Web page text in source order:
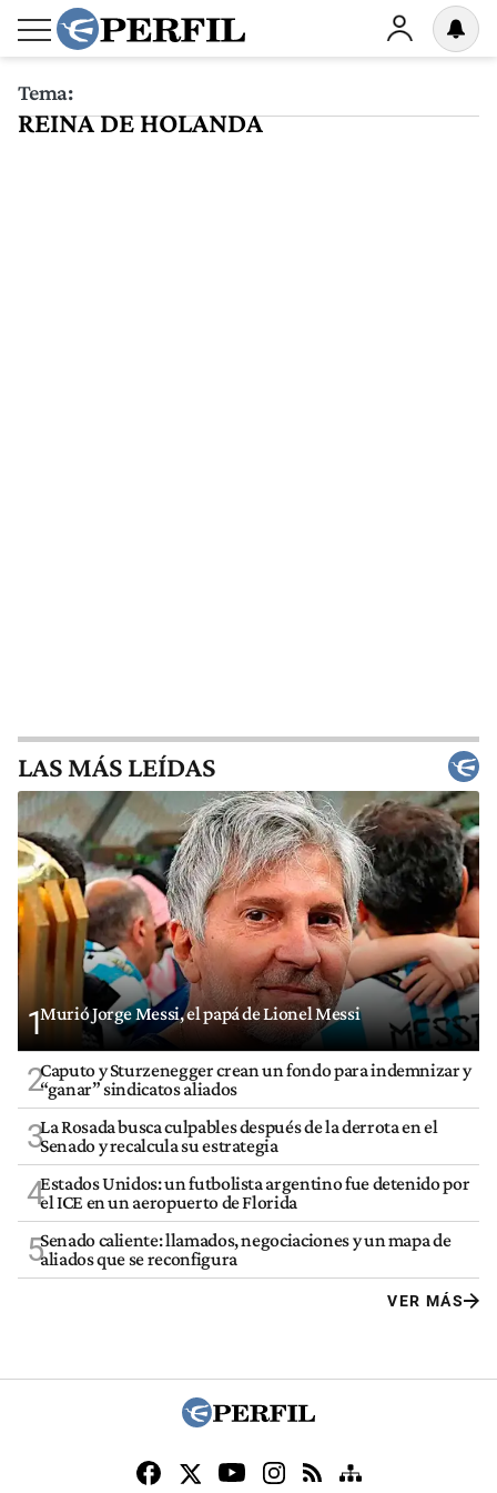
Tema:
REINA DE HOLANDA
LAS MÁS LEÍDAS
1Murió Jorge Messi, el papá de Lionel Messi
2Caputo y Sturzenegger crean un fondo para indemnizar y
“ganar” sindicatos aliados
3La Rosada busca culpables después de la derrota en el
Senado y recalcula su estrategia
4Estados Unidos: un futbolista argentino fue detenido por
el ICE en un aeropuerto de Florida
5Senado caliente: llamados, negociaciones y un mapa de
aliados que se reconfigura
VER MÁS